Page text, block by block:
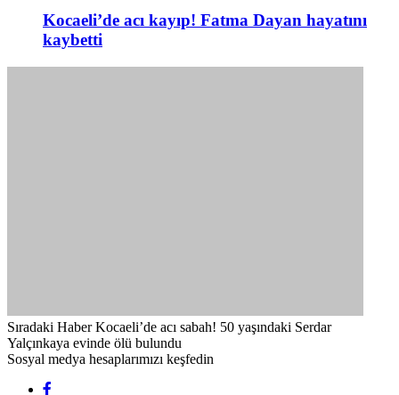
Kocaeli’de acı kayıp! Fatma Dayan hayatını
kaybetti
Sıradaki Haber Kocaeli’de acı sabah! 50 yaşındaki Serdar
Yalçınkaya evinde ölü bulundu
Sosyal medya hesaplarımızı keşfedin